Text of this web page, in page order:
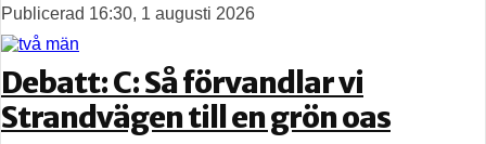
Publicerad 16:30, 1 augusti 2026
Debatt: C: Så förvandlar vi
Strandvägen till en grön oas